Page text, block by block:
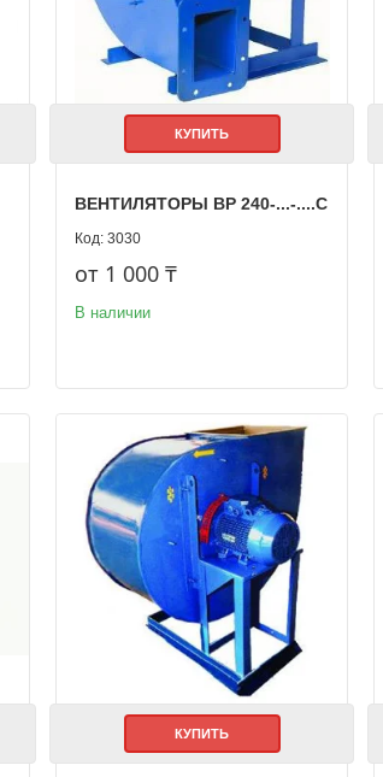
КУПИТЬ
ВЕНТИЛЯТОРЫ ВР 240-...-....С
3030
от 1 000 ₸
В наличии
КУПИТЬ